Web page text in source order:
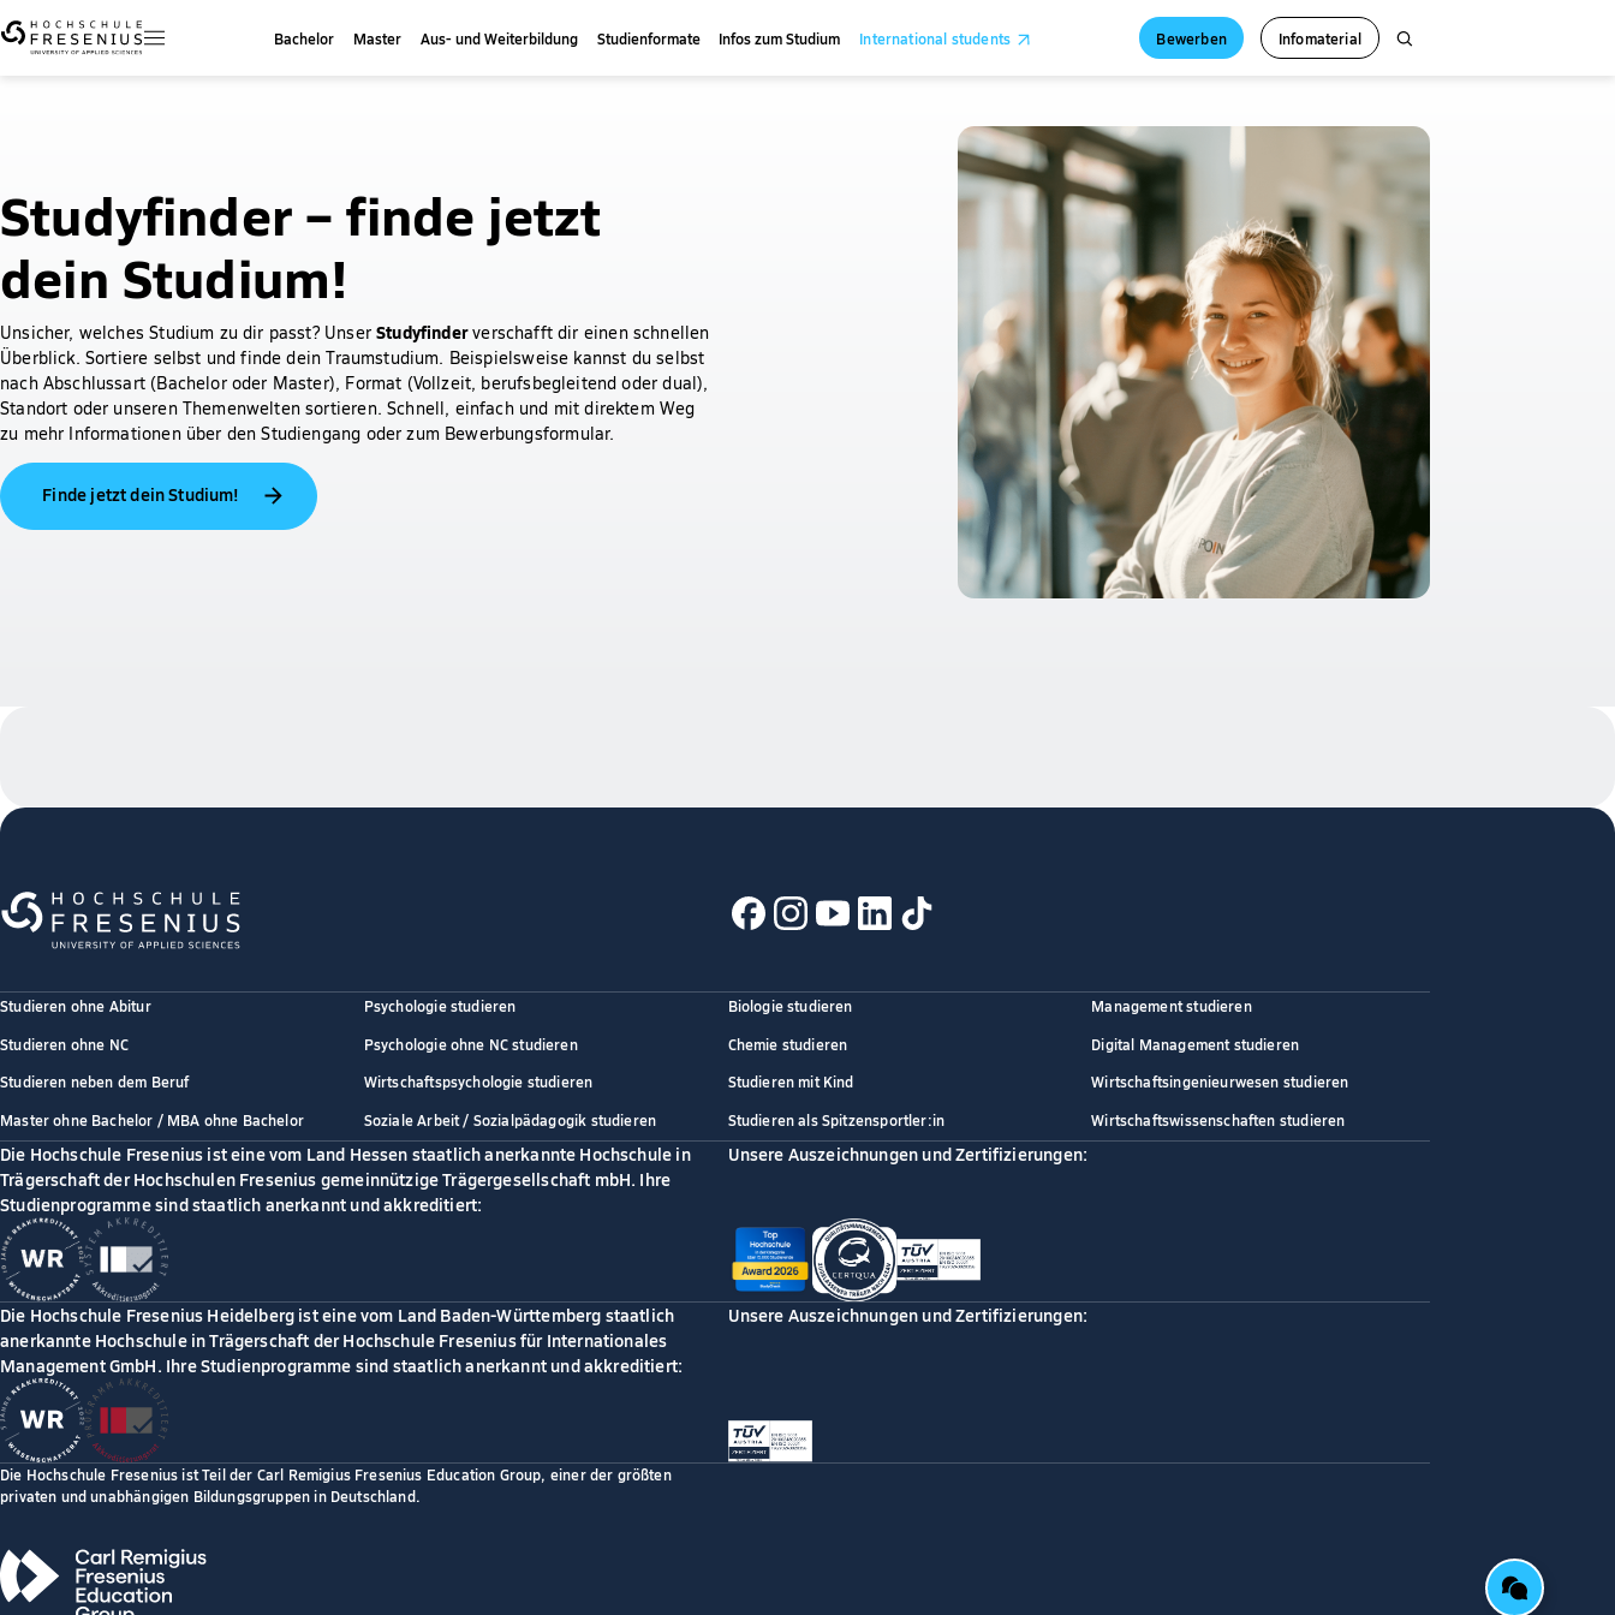
Bachelor Master Aus- und Weiterbildung Studienformate Infos zum Studium International students Bewerben Infomaterial
Studyfinder – finde jetzt
dein Studium!
Unsicher, welches Studium zu dir passt? UnserStudyfinderverschafft dir einen schnellen
Überblick. Sortiere selbst und finde dein Traumstudium. Beispielsweise kannst du selbst
nach Abschlussart (Bachelor oder Master), Format (Vollzeit, berufsbegleitend oder dual),
Standort oder unseren Themenwelten sortieren. Schnell, einfach und mit direktem Weg
zu mehr Informationen über den Studiengang oder zum Bewerbungsformular.
Finde jetzt dein Studium!
Studieren ohne Abitur
Studieren ohne NC
Studieren neben dem Beruf
Master ohne Bachelor / MBA ohne Bachelor
Psychologie studieren
Psychologie ohne NC studieren
Wirtschaftspsychologie studieren
Soziale Arbeit / Sozialpädagogik studieren
Biologie studieren
Chemie studieren
Studieren mit Kind
Studieren als Spitzensportler:in
Management studieren
Digital Management studieren
Wirtschaftsingenieurwesen studieren
Wirtschaftswissenschaften studieren
Die Hochschule Fresenius ist eine vom Land Hessen staatlich anerkannte Hochschule in
Trägerschaft der Hochschulen Fresenius gemeinnützige Trägergesellschaft mbH. Ihre
Studienprogramme sind staatlich anerkannt und akkreditiert:
Unsere Auszeichnungen und Zertifizierungen:
Die Hochschule Fresenius Heidelberg ist eine vom Land Baden-Württemberg staatlich
anerkannte Hochschule in Trägerschaft der Hochschule Fresenius für Internationales
Management GmbH. Ihre Studienprogramme sind staatlich anerkannt und akkreditiert:
Unsere Auszeichnungen und Zertifizierungen:
Die Hochschule Fresenius ist Teil der Carl Remigius Fresenius Education Group, einer der größten
privaten und unabhängigen Bildungsgruppen in Deutschland.